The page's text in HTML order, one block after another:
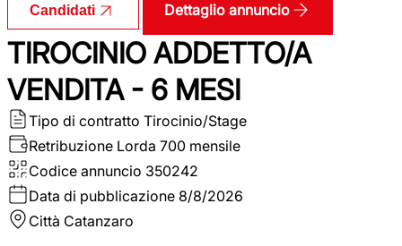
Candidati Dettaglio annuncio
TIROCINIO ADDETTO/A
VENDITA - 6 MESI
Tipo di contratto Tirocinio/Stage
Retribuzione Lorda 700 mensile
Codice annuncio 350242
Data di pubblicazione 8/8/2026
Città Catanzaro